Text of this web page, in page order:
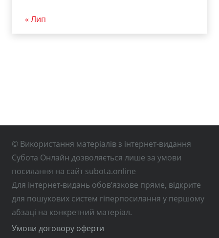
« Лип
© Використання матеріалів з інтернет-видання
Субота Онлайн дозволяється лише за умови
посилання на сайт subota.online
Для інтернет-видань обов’язкове пряме, відкрите
для пошукових систем гіперпосилання у першому
абзаці на конкретний матеріал.
Умови договору оферти